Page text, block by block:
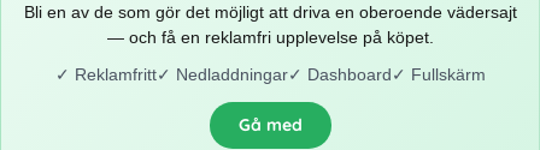
Bli en av de som gör det möjligt att driva en oberoende vädersajt
— och få en reklamfri upplevelse på köpet.
✓ Reklamfritt✓ Nedladdningar✓ Dashboard✓ Fullskärm
Gå med